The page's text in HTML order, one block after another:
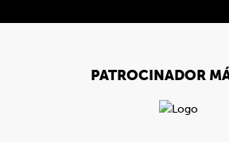
PATROCINADOR